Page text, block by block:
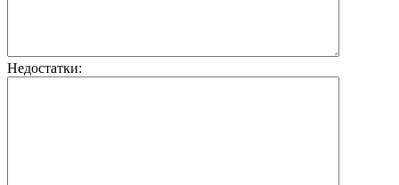
Недостатки: